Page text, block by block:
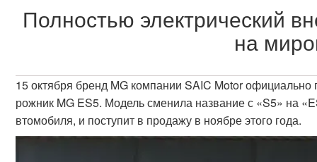
Полностью электрический
на
15 октября бренд MG компании SAIC Motor
рожник MG ES5. Модель сменила название с «S5» на
втомобиля, и поступит в продажу в ноябре этого года.